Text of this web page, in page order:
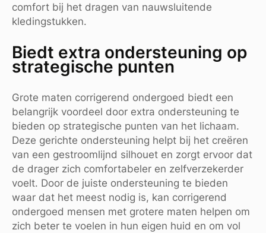
comfort bij het dragen van nauwsluitende
kledingstukken.
Biedt extra ondersteuning op
strategische punten
Grote maten corrigerend ondergoed biedt een
belangrijk voordeel door extra ondersteuning te
bieden op strategische punten van het lichaam.
Deze gerichte ondersteuning helpt bij het creëren
van een gestroomlijnd silhouet en zorgt ervoor dat
de drager zich comfortabeler en zelfverzekerder
voelt. Door de juiste ondersteuning te bieden
waar dat het meest nodig is, kan corrigerend
ondergoed mensen met grotere maten helpen om
zich beter te voelen in hun eigen huid en om vol